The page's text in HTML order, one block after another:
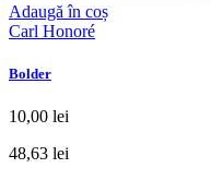
Adaugă în coș
Carl Honoré
Bolder
10,00 lei
48,63 lei